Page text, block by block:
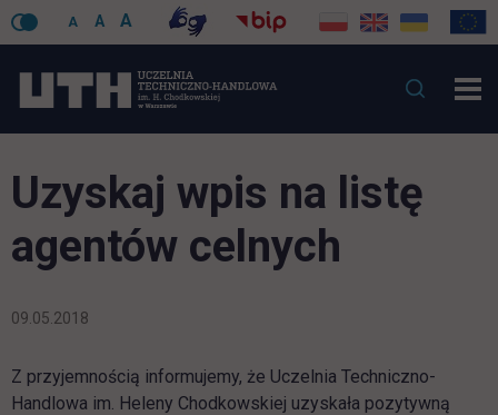
A A A
Uzyskaj wpis na listę
agentów celnych
09.05.2018
Z przyjemnością informujemy, że Uczelnia Techniczno-
Handlowa im. Heleny Chodkowskiej uzyskała pozytywną